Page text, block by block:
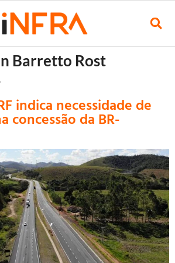
Barretto Rost
indica necessidade de
concessão da BR-